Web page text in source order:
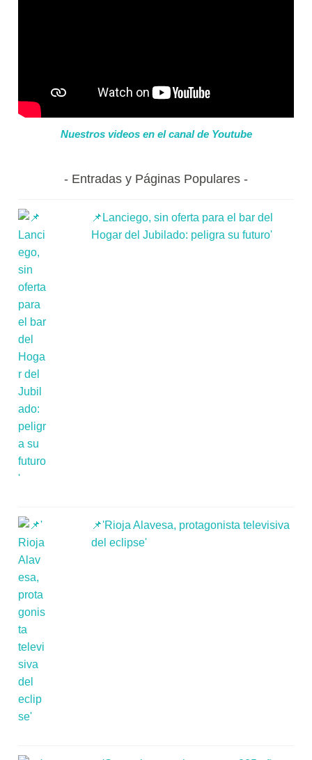
Nuestros videos en el canal de Youtube
Entradas y Páginas Populares
📌Lanciego, sin oferta para el bar del
Hogar del Jubilado: peligra su futuro'
📌'Rioja Alavesa, protagonista televisiva
del eclipse'